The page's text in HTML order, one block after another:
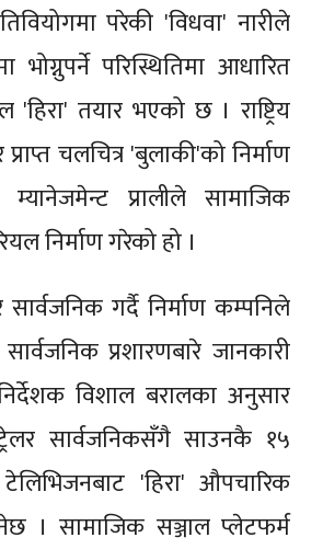
परेकी 'विधवा' नारीले
परिस्थितिमा आधारित
'हिरा' तयार भएको छ । राष्ट्रिय
चलचित्र 'बुलाकी'को निर्माण
म्यानेजमेन्ट प्रालीले सामाजिक
निर्माण गरेको हो ।
गर्दै निर्माण कम्पनिले
प्रशारणबारे जानकारी
विशाल बरालका अनुसार
सार्वजनिकसँगै साउनकै १५
टेलिभिजनबाट 'हिरा' औपचारिक
। सामाजिक सञ्जाल प्लेटफर्म